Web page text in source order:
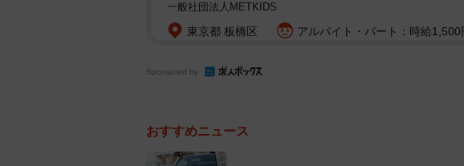
しかしながら、本来は、人間が生きていく上で必要な
教もある。自身を無宗教と決めつけてしまうというの
また上記のような恐ろしい教団は別としても、創唱宗
運営していくには経済的な安定が必要なことは理解で
一般社団法人METKIDS
東京都 板橋区 アルバイト・パート：時給1,500
Sponsored by
おすすめニュース